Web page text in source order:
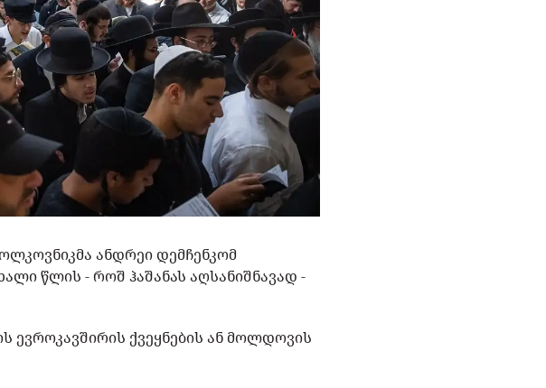
ანდრეი დემჩენკომ
წლის - როშ ჰაშანას აღსანიშნავად -
ევროკავშირის ქვეყნების ან მოლდოვის